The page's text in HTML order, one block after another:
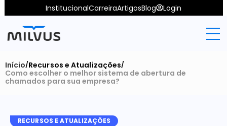
InstitucionalCarreiraArtigosBlog Login
Início/Recursos e Atualizações/
Como escolher o melhor sistema de abertura de
chamados para sua empresa?
RECURSOS E ATUALIZAÇÕES